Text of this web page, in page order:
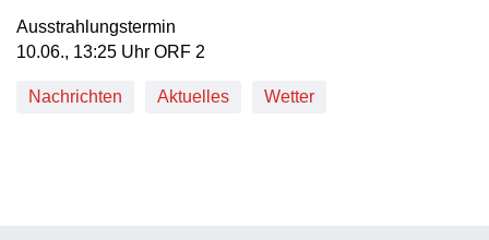
Ausstrahlungstermin
10. Juni, 13:25 Uhr in ORF 2
10.06., 13:25 Uhr ORF 2
Nachrichten Aktuelles Wetter